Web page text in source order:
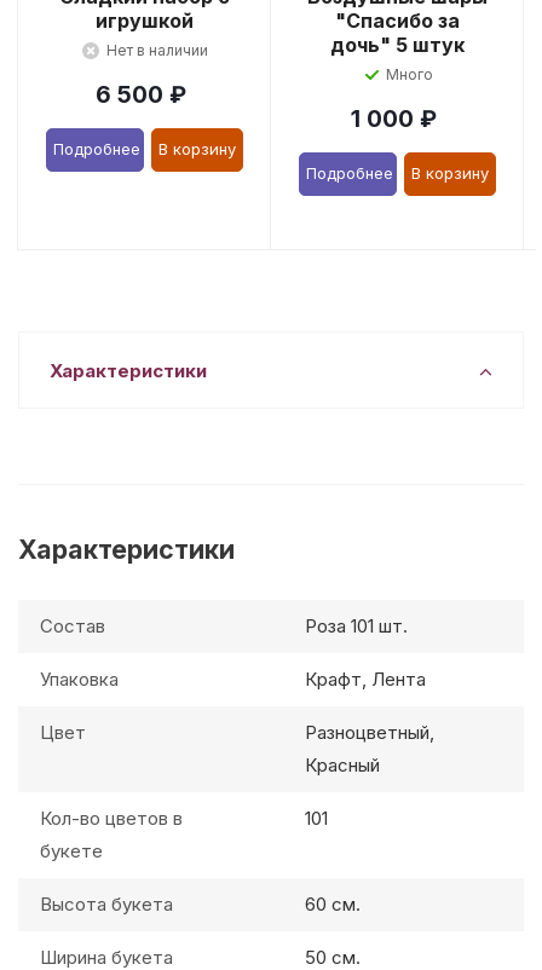
игрушкой
Нет в наличии
6 500 ₽
Подробнее В корзину
"Спасибо за
дочь" 5 штук
Много
1 000 ₽
Подробнее В корзину
Характеристики
Характеристики
Состав Роза 101 шт.
Упаковка Крафт, Лента
Цвет
Разноцветный,
Красный
Кол-во цветов в
букете
101
Высота букета 60 см.
Ширина букета 50 см.